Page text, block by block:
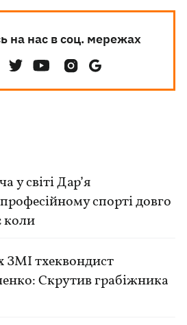
на нас в соц. мережах
у світі Дар’я
спорті довго
коли
ЗМІ тхеквондист
Скрутив грабіжника